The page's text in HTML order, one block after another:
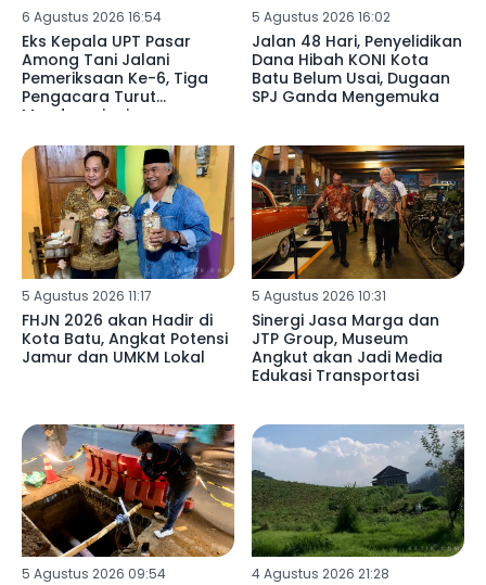
6 Agustus 2026 16:54
Eks Kepala UPT Pasar
Among Tani Jalani
Pemeriksaan Ke-6, Tiga
Pengacara Turut
Mendampingi
5 Agustus 2026 16:02
Jalan 48 Hari, Penyelidikan
Dana Hibah KONI Kota
Batu Belum Usai, Dugaan
SPJ Ganda Mengemuka
5 Agustus 2026 11:17
FHJN 2026 akan Hadir di
Kota Batu, Angkat Potensi
Jamur dan UMKM Lokal
5 Agustus 2026 10:31
Sinergi Jasa Marga dan
JTP Group, Museum
Angkut akan Jadi Media
Edukasi Transportasi
5 Agustus 2026 09:54 4 Agustus 2026 21:28